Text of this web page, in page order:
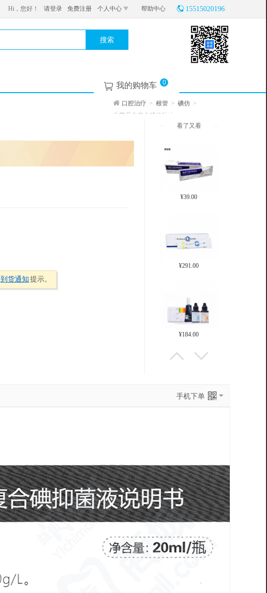
个人中心 帮助中心 15515020196
Hi，您好！ 请登录 免费注册
搜索
我的购物车 0
口腔治疗 > 根管 > 碘仿 >
华药晶华复合碘抑菌液 20ml
到货通知 提示。
看了又看
¥40.60
¥125.00
¥150.00
¥39.00
手机下单